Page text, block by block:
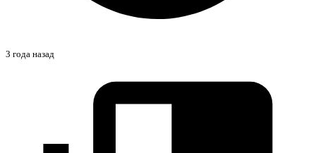
3 года назад